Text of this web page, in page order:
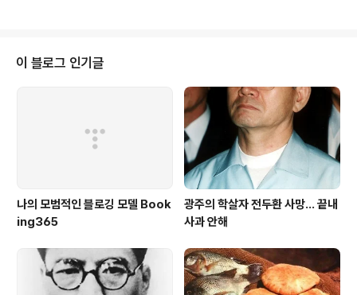
우리화하여 우리 고유 것이 되었다. 조선 시대도 이와 별반 다르지 않다. 지금은
그때보다 더욱더 교류가 많고 자고 일어나면 새로운 게 생겨난다. 외국에서 만
이 블로그 인기글
나의 모범적인 블로깅 모델 Book
ing365
광주의 학살자 전두환 사망... 끝내
사과 안해